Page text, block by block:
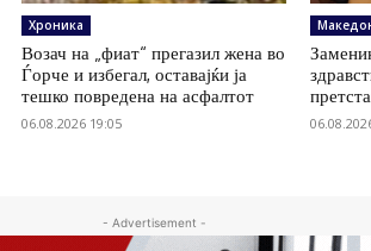
Хроника
Возач на „фиат“ прегазил жена во
Ѓорче и избегал, оставајќи ја
тешко повредена на асфалтот
06.08.2026 19:05
- Advertisement -